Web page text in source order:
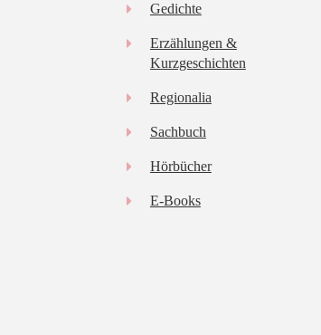
Gedichte
Erzählungen &
Kurzgeschichten
Regionalia
Sachbuch
Hörbücher
E-Books